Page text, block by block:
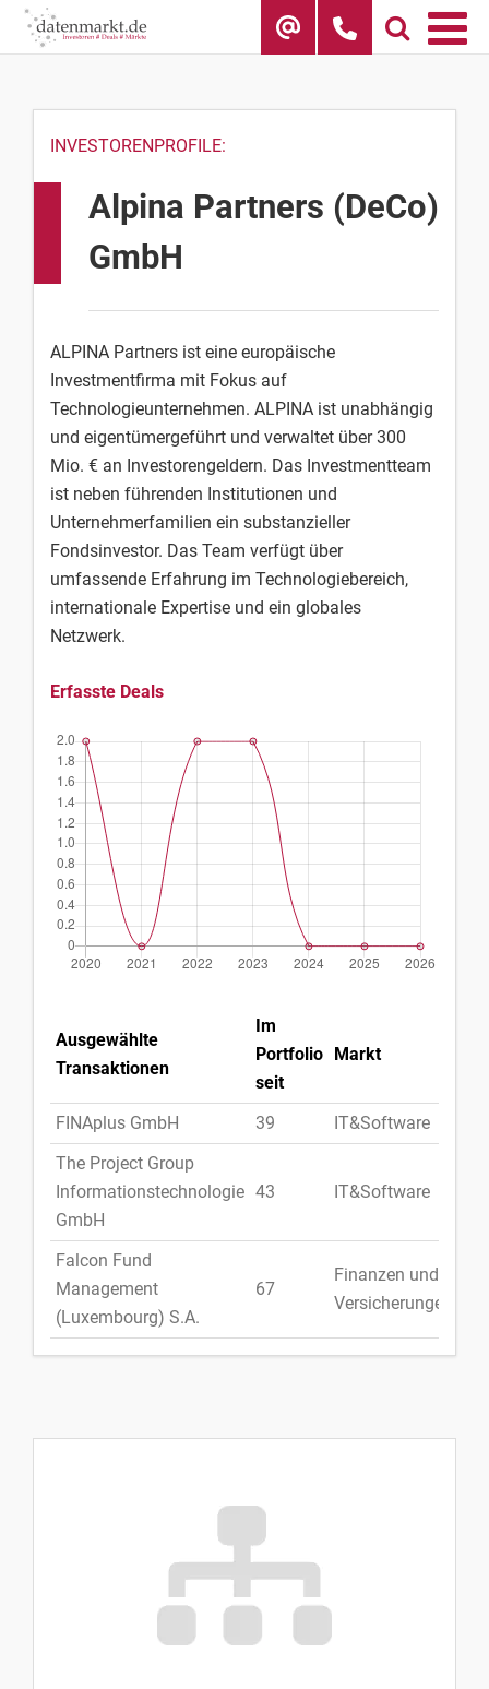
Skip
INVESTORENPROFILE:
Alpina Partners (DeCo)
GmbH
ALPINA Partners ist eine europäische
Investmentfirma mit Fokus auf
Technologieunternehmen. ALPINA ist unabhängig
und eigentümergeführt und verwaltet über 300
Mio. € an Investorengeldern. Das Investmentteam
ist neben führenden Institutionen und
Unternehmerfamilien ein substanzieller
Fondsinvestor. Das Team verfügt über
umfassende Erfahrung im Technologiebereich,
internationale Expertise und ein globales
Netzwerk.
Erfasste Deals
Ausgewählte
Transaktionen
Im
Portfolio
seit
Markt
FINAplus GmbH 39 IT&Software
The Project Group
Informationstechnologie
GmbH
43 IT&Software
Falcon Fund
Management
(Luxembourg) S.A.
67
Finanzen und
Versicherungen